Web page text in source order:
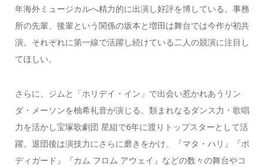
年海外ミュージカルへ精力的に出演し好評を博している。事務
所の先輩、後輩という関係の坂本と増田は舞台では今作が初共
演。それぞれに第一線で活躍し続けている二人の競演に注目し
てほしい。
さらに、ジムと「ホリデイ・イン」で出会い惹かれあうリン
ダ・メーソンを柚希礼音が演じる。類まれなるダンス力・歌唱
力を活かし宝塚歌劇団 星組で6年に渡りトップスターとして活
躍。退団後は演技力にさらに磨きをかけ、『マタ・ハリ』『ボ
ディガード』『カム フロム アウェイ』などの数々の舞台やコ